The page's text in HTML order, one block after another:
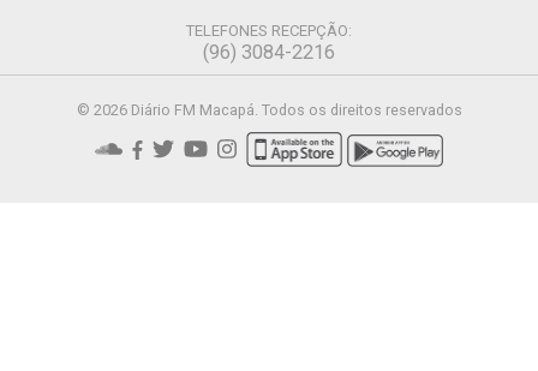
TELEFONES RECEPÇÃO:
(96) 3084-2216
© 2026 Diário FM Macapá. Todos os direitos reservados